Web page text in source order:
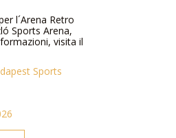
l´Arena Retro
Sports Arena,
visita il
Sports